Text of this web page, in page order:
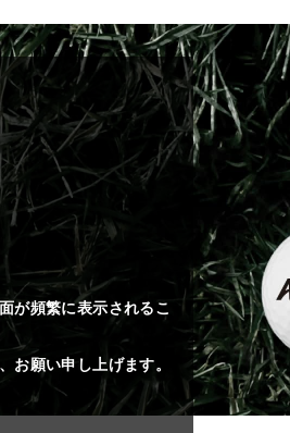
が頻繁に表示されるこ
お願い申し上げます。